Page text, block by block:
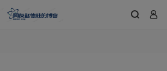
 